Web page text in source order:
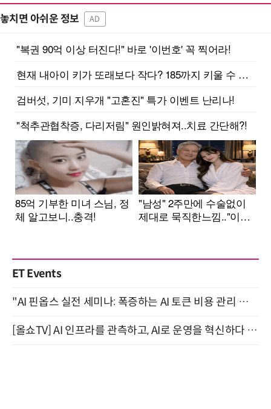
놓치면 아쉬운 정보 AD
ET Events
"AI 핀옵스 실전 세미나: 폭증하는 AI 토큰 비용 관리 전략" 8월 21일 개최
[올쇼TV] AI 인프라를 관측하고, AI로 운영을 혁신하다 (8월 11일 생방송)